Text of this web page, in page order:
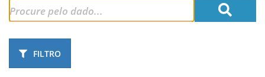
FILTRO